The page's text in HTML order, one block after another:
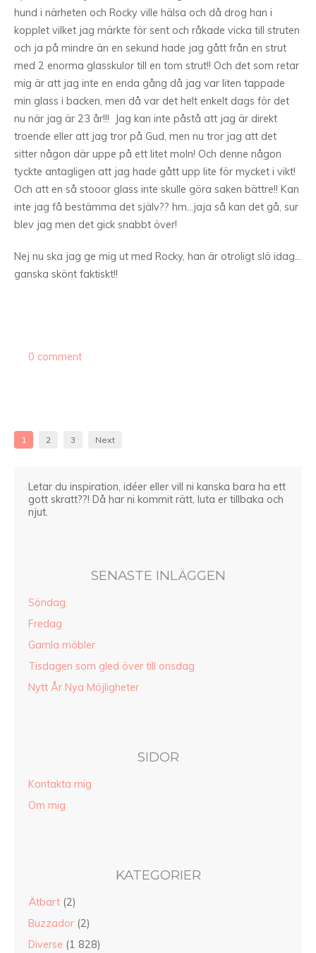
hund i närheten och Rocky ville hälsa och då drog han i
kopplet vilket jag märkte för sent och råkade vicka till struten
och ja på mindre än en sekund hade jag gått från en strut
med 2 enorma glasskulor till en tom strut!! Och det som retar
mig är att jag inte en enda gång då jag var liten tappade
min glass i backen, men då var det helt enkelt dags för det
nu när jag är 23 år!!! Jag kan inte påstå att jag är direkt
troende eller att jag tror på Gud, men nu tror jag att det
sitter någon där uppe på ett litet moln! Och denne någon
tyckte antagligen att jag hade gått upp lite för mycket i vikt!
Och att en så stooor glass inte skulle göra saken bättre!! Kan
inte jag få bestämma det själv?? hm…jaja så kan det gå, sur
blev jag men det gick snabbt över!
Nej nu ska jag ge mig ut med Rocky, han är otroligt slö idag…
ganska skönt faktiskt!!
0 comment
1 2 3 Next
Letar du inspiration, idéer eller vill ni kanska bara ha ett
gott skratt??! Då har ni kommit rätt, luta er tillbaka och
njut.
SENASTE INLÄGGEN
Söndag
Fredag
Gamla möbler
Tisdagen som gled över till onsdag
Nytt År Nya Möjligheter
SIDOR
Kontakta mig
Om mig
KATEGORIER
Ätbart (2)
Buzzador (2)
Diverse (1 828)